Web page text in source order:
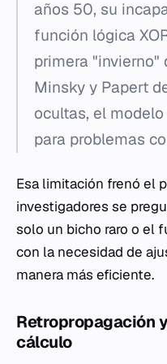
años 50, su
función lógica
primera "invierno"
Minsky y Papert
ocultas, el
para problemas
Esa limitación frenó el
investigadores se
solo un bicho raro o el
con la necesidad de
manera más eficiente.
Retropropagación
cálculo